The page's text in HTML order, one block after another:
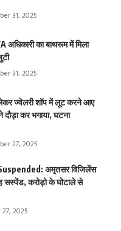
31, 2025
अधिकारी का बाथरूम में मिला
31, 2025
ज्वेलरी शॉप में लूट करने आए
दौड़ा कर भगाया, घटना
27, 2025
अमृतसर विजिलेंस
सस्पेंड, करोड़ो के घोटाले से
2025